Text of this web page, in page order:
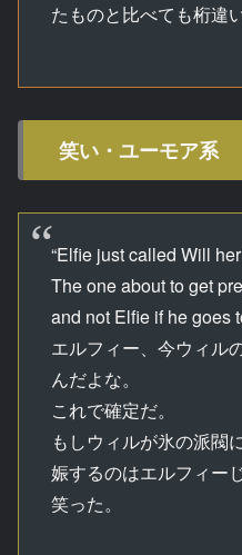
たものと比べても桁違
笑い・ユーモア系
“Elfie just called Will
The one about to get
and not Elfie if he goes
エルフィー、今ウィル
んだよな。
これで確定だ。
もしウィルが氷の派閥
娠するのはエルフィー
笑った。